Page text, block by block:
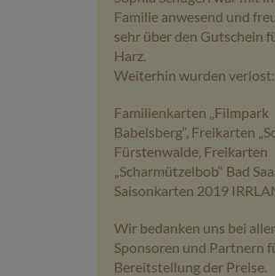
Familie anwesend und
sehr über den Gutschein
Harz.
Weiterhin wurden verlost:
Familienkarten „Filmpark
Babelsberg“, Freikarten
Fürstenwalde, Freikarten
„Scharmützelbob“ Bad
Saisonkarten 2019
Wir bedanken uns bei
Sponsoren und Partnern
Bereitstellung der Preise.